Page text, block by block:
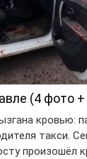
(4 фото
кровью:
такси.
произошёл